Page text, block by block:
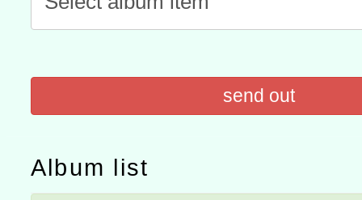
位及節水達人選拔活動」
市孔廟祈福系列活動—儒
2026年桃園地景藝術節教
send out
Album list